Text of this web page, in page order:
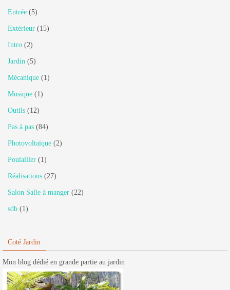
Entrée (5)
Extérieur (15)
Intro (2)
Jardin (5)
Mécanique (1)
Musique (1)
Outils (12)
Pas à pas (84)
Photovoltaïque (2)
Poulailler (1)
Réalisations (27)
Salon Salle à manger (22)
sdb (1)
Coté Jardin
Mon blog dédié en grande partie au jardin